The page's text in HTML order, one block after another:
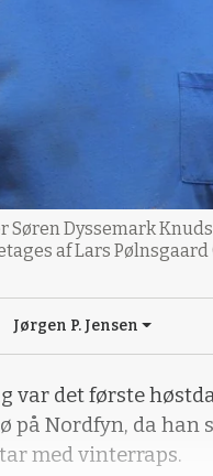
Søren Dyssemark
af Lars Pølnsgaard
Jørgen P. Jensen
var det første
på Nordfyn, da
med vinterraps.